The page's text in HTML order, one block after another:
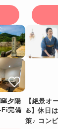
夕陽
Fi完備
【絶景オ
♨️】休日
策♪ コン